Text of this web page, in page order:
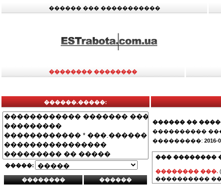
������ ��� �����������
�������� ��������
������.�����:
�����:
������ ��
����������
���������: 2016-
��� ��������
�������� ���.
����������